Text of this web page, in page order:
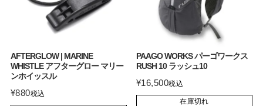
AFTERGLOW | MARINE
WHISTLE アフターグロー マリー
ンホイッスル
¥880税込
PAAGO WORKS パーゴワークス
RUSH 10 ラッシュ10
¥16,500税込
在庫切れ